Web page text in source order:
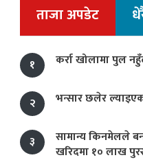
ताजा अपडेट
१ कर्रा खोलामा पुल
२ भन्सार छलेर
३
सामान्य किनमेलले
खरिदमा १० लाख